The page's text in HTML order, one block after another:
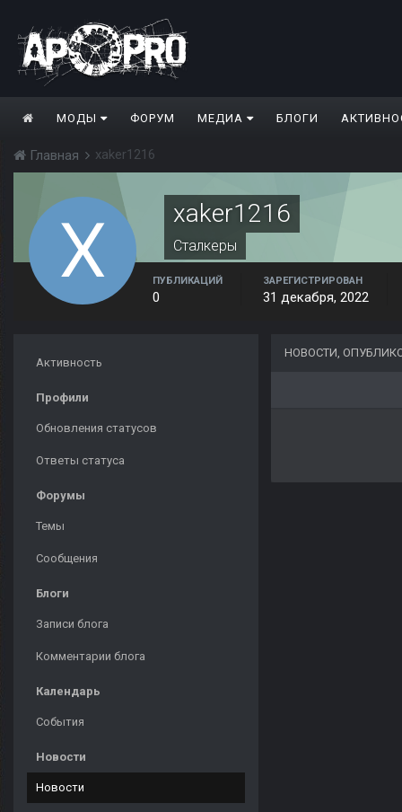
МОДЫ ФОРУМ МЕДИА БЛОГИ
Главная xaker1216
xaker1216
Сталкеры
ПУБЛИКАЦИЙ
0
ЗАРЕГИСТРИРОВАН
31 декабря, 2022
Активность
Профили
Обновления статусов
Ответы статуса
Форумы
Темы
Сообщения
Блоги
Записи блога
Комментарии блога
Календарь
События
Новости
Новости
НОВОСТИ,